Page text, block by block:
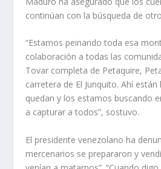
continúan con la búsqueda de
“Estamos peinando toda esa
colaboración a todas las
Tovar completa de Petaquire,
carretera de El Junquito. Ahí
quedan y los estamos buscando
a capturar a todos”, sostuvo.
El presidente venezolano ha
mercenarios se prepararon y